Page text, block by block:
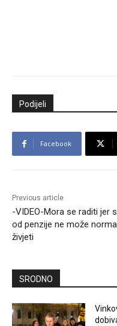
Podijeli
Facebook
Previous article
-VIDEO-Mora se raditi jer
od penzije ne može
živjeti
SRODNO